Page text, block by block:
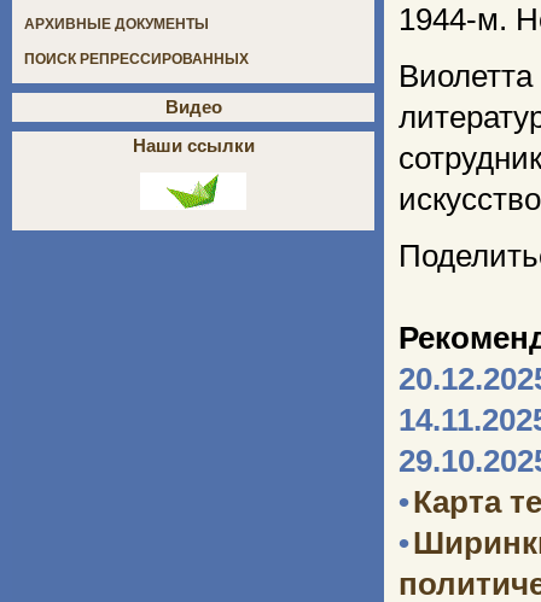
1944-м.
•Карта
•
АРХИВНЫЕ ДОКУМЕНТЫ
ПОИСК РЕПРЕССИРОВАННЫХ
Видео
Наши ссылки